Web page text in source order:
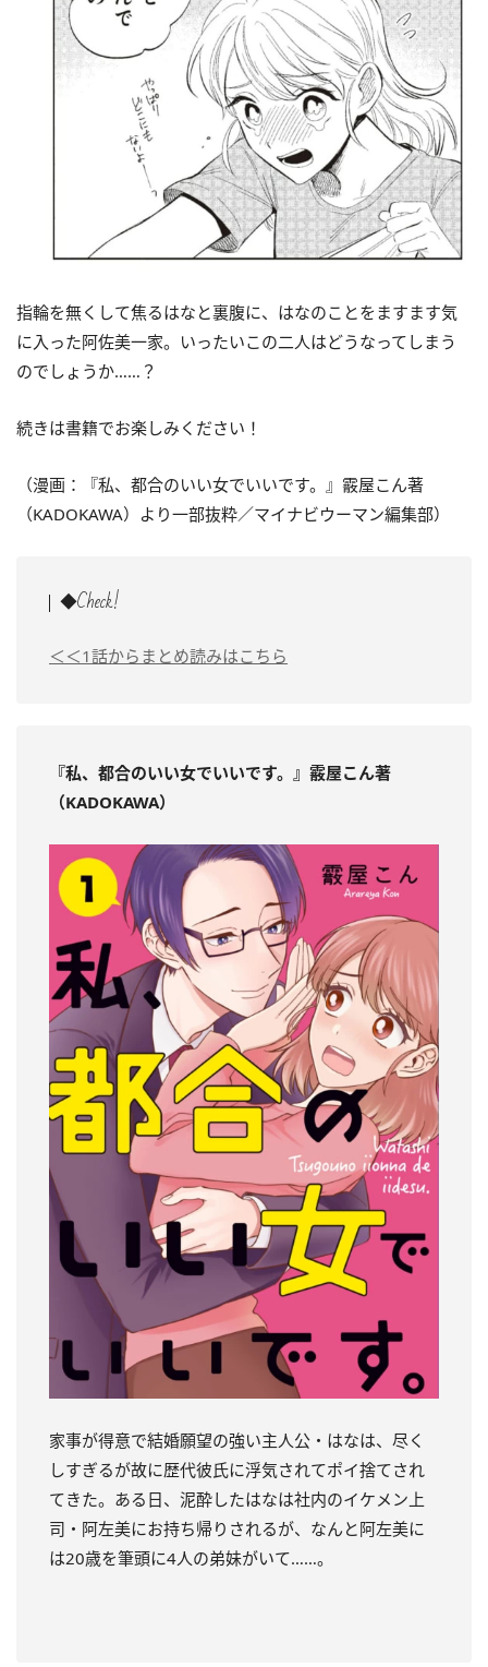
指輪を無くして焦るはなと裏腹に、はなのことをますます気
に入った阿佐美一家。いったいこの二人はどうなってしまう
のでしょうか……？
続きは書籍でお楽しみください！
（漫画：『私、都合のいい女でいいです。』霰屋こん著
（KADOKAWA）より一部抜粋／マイナビウーマン編集部）
◆Check!
＜＜1話からまとめ読みはこちら
『私、都合のいい女でいいです。』霰屋こん著
（KADOKAWA）
家事が得意で結婚願望の強い主人公・はなは、尽く
しすぎるが故に歴代彼氏に浮気されてポイ捨てされ
てきた。ある日、泥酔したはなは社内のイケメン上
司・阿左美にお持ち帰りされるが、なんと阿左美に
は20歳を筆頭に4人の弟妹がいて……。